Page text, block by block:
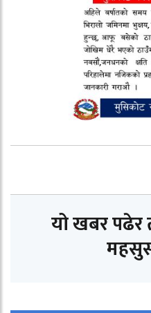
यो खबर पढेर